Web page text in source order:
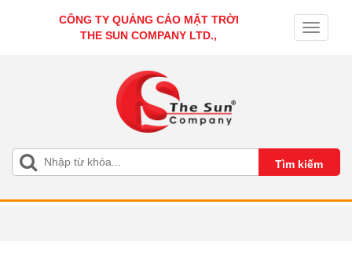
CÔNG TY QUẢNG CÁO MẶT TRỜI
THE SUN COMPANY LTD.,
Toggle